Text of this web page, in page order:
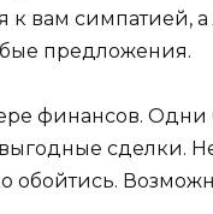
к вам симпатией,
предложения.
финансов. Одни
сделки. Не
обойтись.